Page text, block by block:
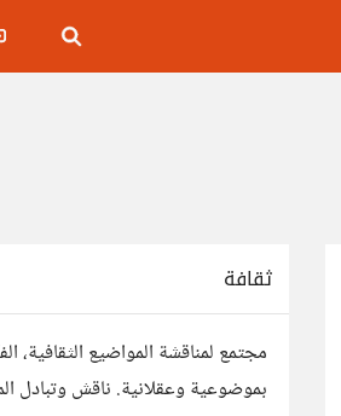
ثقافة
مجتمع لمناقشة المواضيع الثقافية،
بموضوعية وعقلانية. ناقش وتبادل